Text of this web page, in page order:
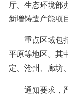
厅、生态环境部
新增铸造产能项
重点区域包括
平原等地区。其
定、沧州、廊坊
通知要求，严